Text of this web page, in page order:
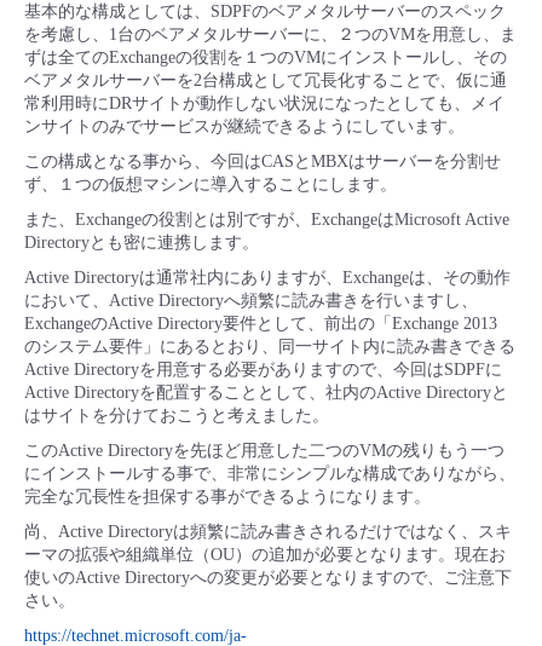
基本的な構成としては、SDPFのベアメタルサーバーのスペック
を考慮し、1台のベアメタルサーバーに、２つのVMを用意し、ま
ずは全てのExchangeの役割を１つのVMにインストールし、その
ベアメタルサーバーを2台構成として冗長化することで、仮に通
常利用時にDRサイトが動作しない状況になったとしても、メイ
ンサイトのみでサービスが継続できるようにしています。
この構成となる事から、今回はCASとMBXはサーバーを分割せ
ず、１つの仮想マシンに導入することにします。
また、Exchangeの役割とは別ですが、ExchangeはMicrosoft Active
Directoryとも密に連携します。
Active Directoryは通常社内にありますが、Exchangeは、その動作
において、Active Directoryへ頻繁に読み書きを行いますし、
ExchangeのActive Directory要件として、前出の「Exchange 2013
のシステム要件」にあるとおり、同一サイト内に読み書きできる
Active Directoryを用意する必要がありますので、今回はSDPFに
Active Directoryを配置することとして、社内のActive Directoryと
はサイトを分けておこうと考えました。
このActive Directoryを先ほど用意した二つのVMの残りもう一つ
にインストールする事で、非常にシンプルな構成でありながら、
完全な冗長性を担保する事ができるようになります。
尚、Active Directoryは頻繁に読み書きされるだけではなく、スキ
ーマの拡張や組織単位（OU）の追加が必要となります。現在お
使いのActive Directoryへの変更が必要となりますので、ご注意下
さい。
https://technet.microsoft.com/ja-